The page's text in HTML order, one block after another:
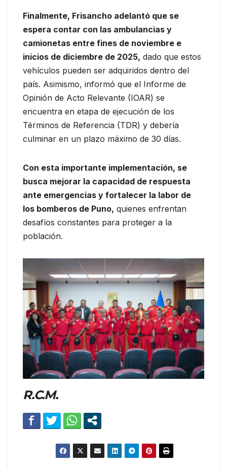
Finalmente, Frisancho adelantó que se
espera contar con las ambulancias y
camionetas entre fines de noviembre e
inicios de diciembre de 2025, dado que estos
vehículos pueden ser adquiridos dentro del
país. Asimismo, informó que el Informe de
Opinión de Acto Relevante (IOAR) se
encuentra en etapa de ejecución de los
Términos de Referencia (TDR) y debería
culminar en un plazo máximo de 30 días.
Con esta importante implementación, se
busca mejorar la capacidad de respuesta
ante emergencias y fortalecer la labor de
los bomberos de Puno, quienes enfrentan
desafíos constantes para proteger a la
población.
R.C.M.